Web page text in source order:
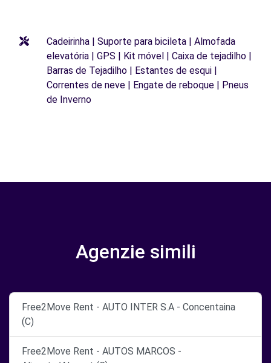
Cadeirinha | Suporte para bicileta | Almofada
elevatória | GPS | Kit móvel | Caixa de tejadilho |
Barras de Tejadilho | Estantes de esqui |
Correntes de neve | Engate de reboque | Pneus
de Inverno
Agenzie simili
Free2Move Rent - AUTO INTER S.A - Concentaina
(C)
Free2Move Rent - AUTOS MARCOS -